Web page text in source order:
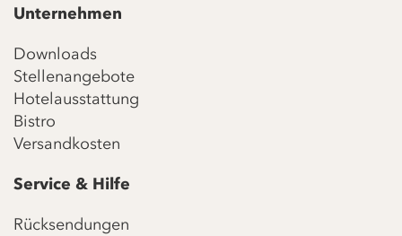
Unternehmen
Downloads
Stellenangebote
Hotelausstattung
Bistro
Versandkosten
Service & Hilfe
Rücksendungen